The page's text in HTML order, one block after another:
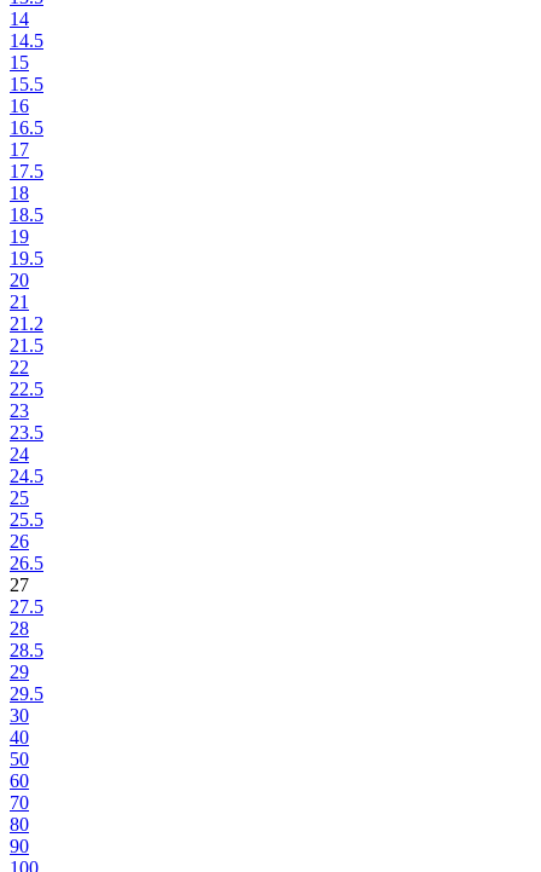
14
14.5
15
15.5
16
16.5
17
17.5
18
18.5
19
19.5
20
21
21.2
21.5
22
22.5
23
23.5
24
24.5
25
25.5
26
26.5
27
27.5
28
28.5
29
29.5
30
40
50
60
70
80
90
100